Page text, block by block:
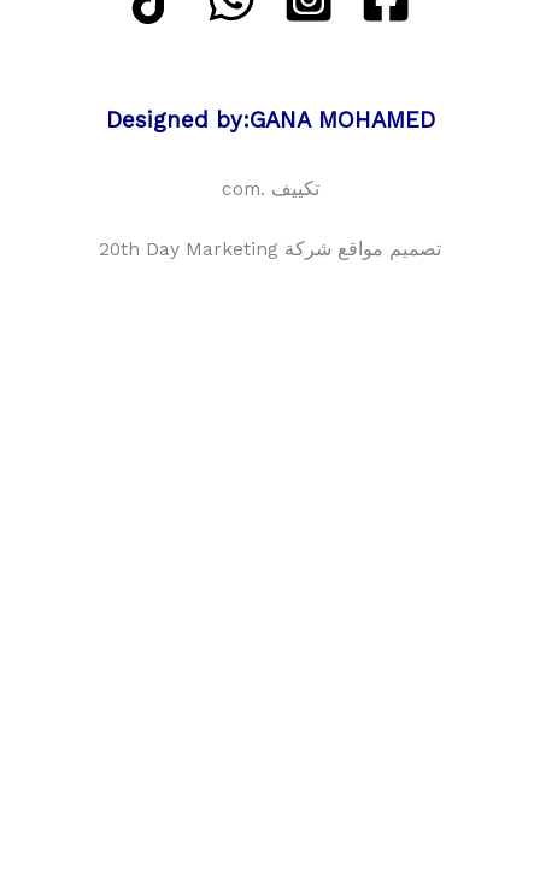
Designed by:GANA MOHAMED
تكييف .com
تصميم مواقع شركة 20th Day Marketing